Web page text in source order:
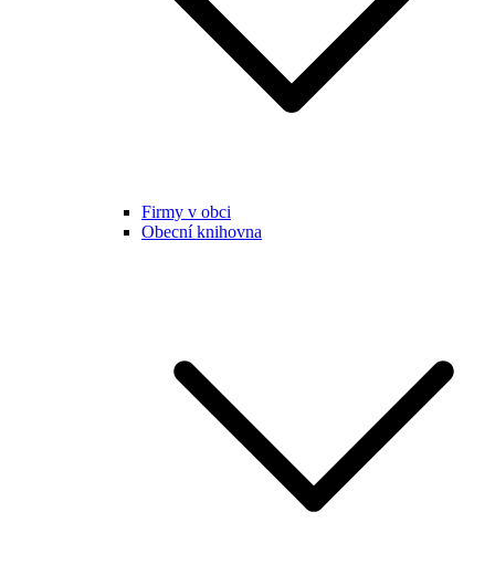
Firmy v obci
Obecní knihovna